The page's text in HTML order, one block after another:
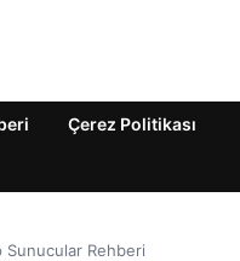
Çerez Politikası
Sunucular Rehberi